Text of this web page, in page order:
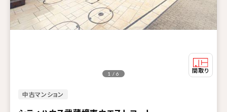
中古マンション
1 / 6